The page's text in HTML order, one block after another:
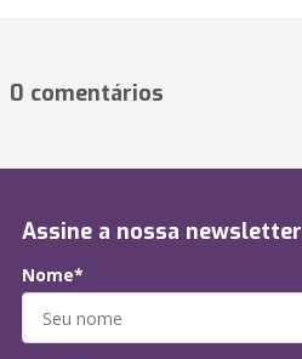
0 comentários
Assine a nossa newsletter
Nome*